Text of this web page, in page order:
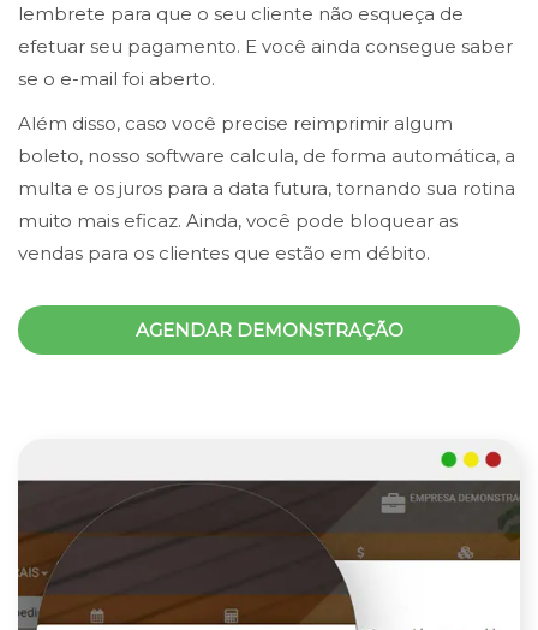
lembrete para que o seu cliente não esqueça de
efetuar seu pagamento. E você ainda consegue saber
se o e-mail foi aberto.
Além disso, caso você precise reimprimir algum
boleto, nosso software calcula, de forma automática, a
multa e os juros para a data futura, tornando sua rotina
muito mais eficaz. Ainda, você pode bloquear as
vendas para os clientes que estão em débito.
AGENDAR DEMONSTRAÇÃO